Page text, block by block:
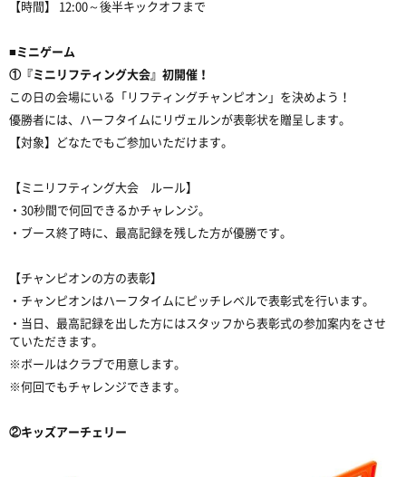
【時間】 12:00～後半キックオフまで
■ミニゲーム
①『ミニリフティング大会』初開催！
この日の会場にいる「リフティングチャンピオン」を決めよう！
優勝者には、ハーフタイムにリヴェルンが表彰状を贈呈します。
【対象】どなたでもご参加いただけます。
【ミニリフティング大会 ルール】
・30秒間で何回できるかチャレンジ。
・ブース終了時に、最高記録を残した方が優勝です。
【チャンピオンの方の表彰】
・チャンピオンはハーフタイムにピッチレベルで表彰式を行います。
・当日、最高記録を出した方にはスタッフから表彰式の参加案内をさせ
ていただきます。
※ボールはクラブで用意します。
※何回でもチャレンジできます。
②キッズアーチェリー